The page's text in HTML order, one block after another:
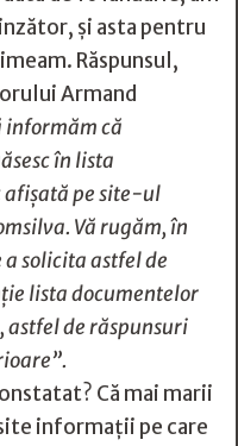
și asta pentru
Răspunsul,
Armand
informăm că
în lista
afișată pe site-ul
Vă rugăm, în
solicita astfel de
lista documentelor
astfel de răspunsuri
Că mai marii
informații pe care